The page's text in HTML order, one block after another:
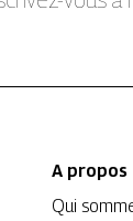
A propos
Qui